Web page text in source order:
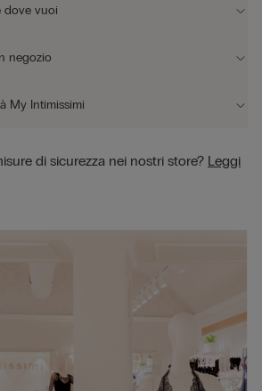
dove vuoi
negozio
My Intimissimi
di sicurezza nei nostri store? Leggi